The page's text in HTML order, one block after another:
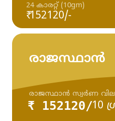
₹ 152120/-
24 കാരറ്റ് (10gm)
രാജസ്ഥാൻ
₹ 152120/10
രാജസ്ഥാൻ സ്വർണ വില